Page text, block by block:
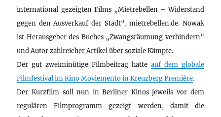
international gezeigten Films „Mietrebellen – Widerstand
gegen den Ausverkauf der Stadt“, mietrebellen.de. Nowak
ist Herausgeber des Buches „Zwangsräumung verhindern“
und Autor zahlreicher Artikel über soziale Kämpfe.
Der gut zweiminütige Filmbeitrag hatte auf dem globale
Filmfestival im Kino Moviemento in Kreuzberg Première.
Der Kurzfilm soll nun in Berliner Kinos jeweils vor dem
regulären Filmprogramm gezeigt werden, damit die